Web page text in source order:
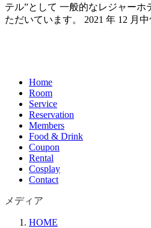
テル”として 一般的なレジャー
ただいています。 2021 年 12 月
Home
Room
Service
Reservation
Members
Food & Drink
Coupon
Rental
Cosplay
Contact
メディア
HOME